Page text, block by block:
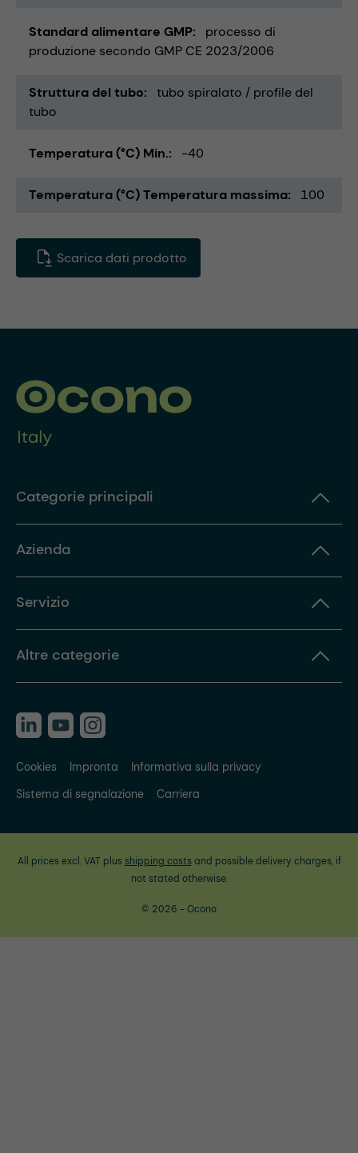
Standard alimentare GMP
processo di
produzione secondo GMP CE 2023/2006
Struttura del tubo
tubo spiralato / profile del
tubo
Temperatura (°C) Min. -40
Temperatura (°C) Temperatura massima 100
Scarica dati prodotto
Categorie principali
Azienda
Servizio
Altre categorie
Cookies Impronta
Informativa sulla privacy
Sistema di segnalazione
Carriera
All prices excl. VAT plus shipping costsand possible delivery charges, if
not stated otherwise.
© 2026 - Ocono